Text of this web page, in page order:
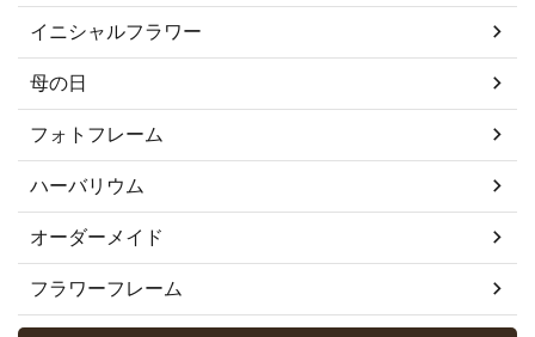
イニシャルフラワー
母の日
フォトフレーム
ハーバリウム
オーダーメイド
フラワーフレーム